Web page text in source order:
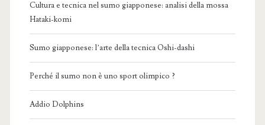
Cultura e tecnica nel sumo giapponese: analisi della mossa
Hataki-komi
Sumo giapponese: l’arte della tecnica Oshi-dashi
Perché il sumo non è uno sport olimpico ?
Addio Dolphins